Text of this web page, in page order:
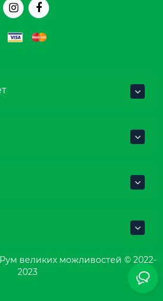
великих можливостей © 2022-
2023